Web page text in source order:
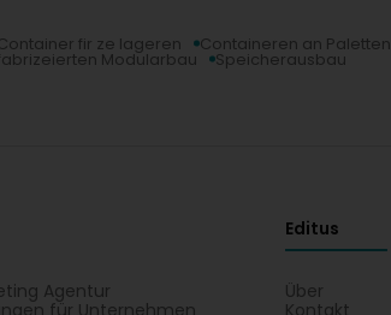
fir ze lageren Containeren an Paletten
Modularbau Speicherausbau
Agentur
für Unternehmen
Editus
Über
Kontakt